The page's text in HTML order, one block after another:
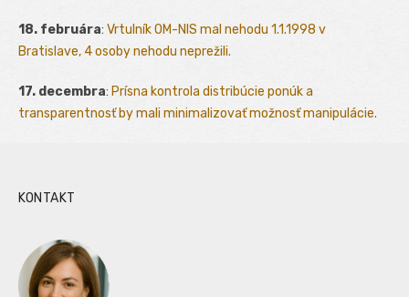
18. februára: Vrtulník OM-NIS mal nehodu 1.1.1998 v
Bratislave, 4 osoby nehodu neprežili.
17. decembra: Prísna kontrola distribúcie ponúk a
transparentnosť by mali minimalizovať možnosť manipulácie.
KONTAKT